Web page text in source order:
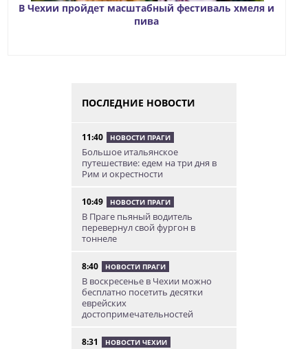
В Чехии пройдет масштабный фестиваль хмеля и
пива
ПОСЛЕДНИЕ НОВОСТИ
11:40 НОВОСТИ ПРАГИ
Большое итальянское
путешествие: едем на три дня в
Рим и окрестности
10:49 НОВОСТИ ПРАГИ
В Праге пьяный водитель
перевернул свой фургон в
тоннеле
8:40 НОВОСТИ ПРАГИ
В воскресенье в Чехии можно
бесплатно посетить десятки
еврейских
достопримечательностей
8:31 НОВОСТИ ЧЕХИИ